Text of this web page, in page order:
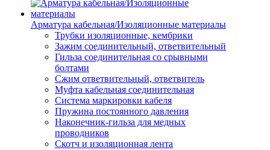
Арматура кабельная/Изоляционные материалы
Трубки изоляционные, кембрики
Зажим соединительный, ответвительный
Гильза соединительная со срывными
болтами
Сжим ответвительный, ответвитель
Муфта кабельная соединительная
Система маркировки кабеля
Пружина постоянного давления
Наконечник-гильза для медных
проводников
Скотч и изоляционная лента